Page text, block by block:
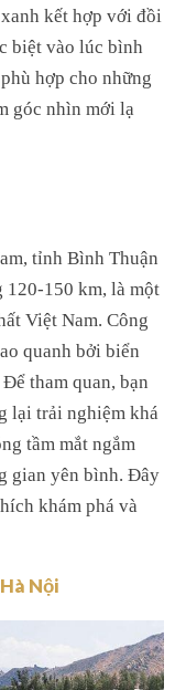
kết hợp với đồi
biệt vào lúc bình
hợp cho những
góc nhìn mới lạ
tỉnh Bình Thuận
120-150 km, là một
Việt Nam. Công
quanh bởi biển
tham quan, bạn
lại trải nghiệm khá
tầm mắt ngắm
gian yên bình. Đây
khám phá và
Nội